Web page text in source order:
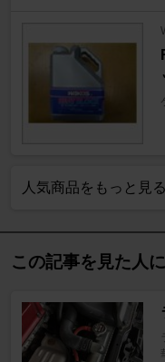
人気商品をもっと見る
この記事を見た人